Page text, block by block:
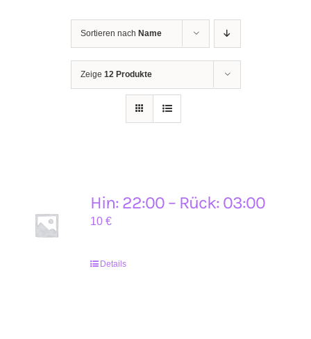
Sortieren nach Name
Zeige 12 Produkte
Hin: 22:00 – Rück: 03:00
10€
Details